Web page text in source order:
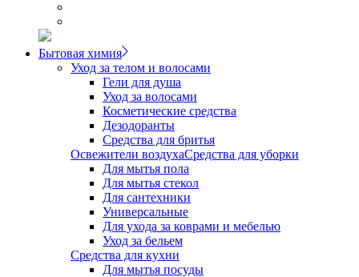
Бытовая химия
Уход за телом и волосами
Гели для душа
Уход за волосами
Косметические средства
Дезодоранты
Средства для бритья
Освежители воздухаСредства для уборки
Для мытья пола
Для мытья стекол
Для сантехники
Универсальные
Для ухода за коврами и мебелью
Уход за бельем
Средства для кухни
Для мытья посуды